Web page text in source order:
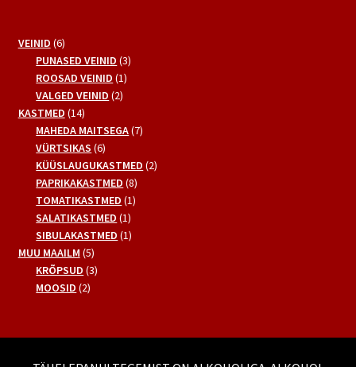
VEINID 66
toodet
PUNASED VEINID 33
ROOSAD VEINID 11
VALGED VEINID 22
KASTMED 1414
toodet
MAHEDA MAITSEGA 77
VÜRTSIKAS 66
toodet
KÜÜSLAUGUKASTMED 22
PAPRIKAKASTMED 88
toodet
TOMATIKASTMED 11
SALATIKASTMED 11
toode
SIBULAKASTMED 11
MUU MAAILM 55
toodet
KRÕPSUD 33
MOOSID 22